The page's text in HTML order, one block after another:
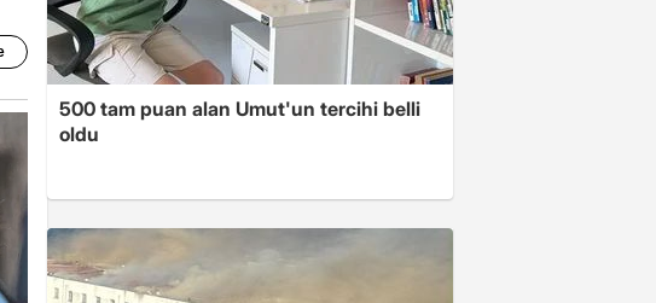
500 tam puan alan Umut'un tercihi belli
oldu